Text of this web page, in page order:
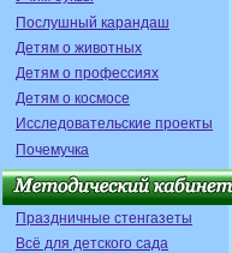
Послушный карандаш
Детям о животных
Детям о профессиях
Детям о космосе
Исследовательские проекты
Почемучка
Праздничные стенгазеты
Всё для детского сада